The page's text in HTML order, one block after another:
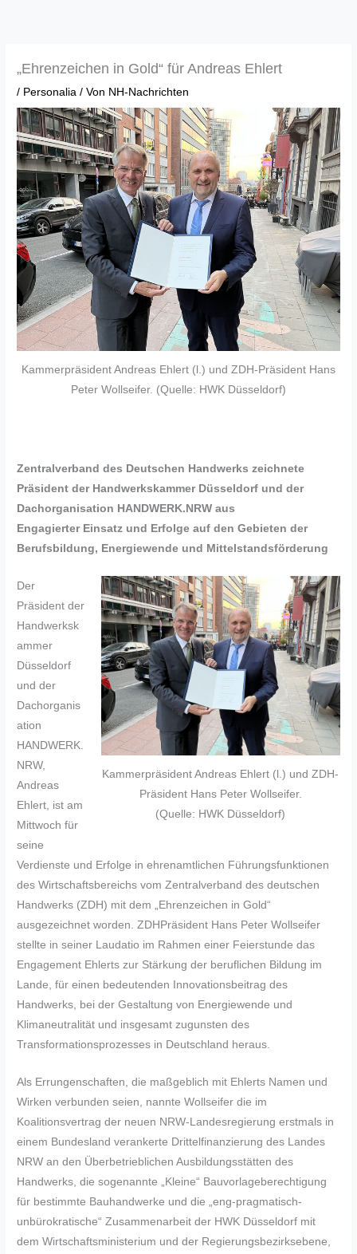
„Ehrenzeichen in Gold“ für Andreas Ehlert
/ Personalia / Von NH-Nachrichten
Kammerpräsident Andreas Ehlert (l.) und ZDH-Präsident Hans
Peter Wollseifer. (Quelle: HWK Düsseldorf)
Zentralverband des Deutschen Handwerks zeichnete
Präsident der Handwerkskammer Düsseldorf und der
Dachorganisation HANDWERK.NRW aus
Engagierter Einsatz und Erfolge auf den Gebieten der
Berufsbildung, Energiewende und Mittelstandsförderung
Kammerpräsident Andreas Ehlert (l.) und ZDH-
Präsident Hans Peter Wollseifer.
(Quelle: HWK Düsseldorf)
Der
Präsident der
Handwerksk
ammer
Düsseldorf
und der
Dachorganis
ation
HANDWERK.
NRW,
Andreas
Ehlert, ist am
Mittwoch für
seine
Verdienste und Erfolge in ehrenamtlichen Führungsfunktionen
des Wirtschaftsbereichs vom Zentralverband des deutschen
Handwerks (ZDH) mit dem „Ehrenzeichen in Gold“
ausgezeichnet worden. ZDHPräsident Hans Peter Wollseifer
stellte in seiner Laudatio im Rahmen einer Feierstunde das
Engagement Ehlerts zur Stärkung der beruflichen Bildung im
Lande, für einen bedeutenden Innovationsbeitrag des
Handwerks, bei der Gestaltung von Energiewende und
Klimaneutralität und insgesamt zugunsten des
Transformationsprozesses in Deutschland heraus.
Als Errungenschaften, die maßgeblich mit Ehlerts Namen und
Wirken verbunden seien, nannte Wollseifer die im
Koalitionsvertrag der neuen NRW-Landesregierung erstmals in
einem Bundesland verankerte Drittelfinanzierung des Landes
NRW an den Überbetrieblichen Ausbildungsstätten des
Handwerks, die sogenannte „Kleine“ Bauvorlageberechtigung
für bestimmte Bauhandwerke und die „eng-pragmatisch-
unbürokratische“ Zusammenarbeit der HWK Düsseldorf mit
dem Wirtschaftsministerium und der Regierungsbezirksebene,